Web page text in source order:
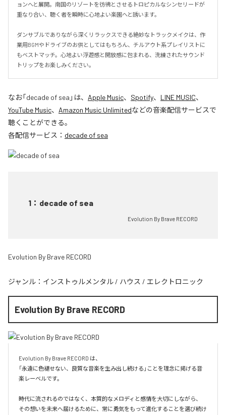
ョンへと展開。南国のリゾートを彷彿とさせるトロピカルなシンセリードが
重なり合い、聴く者を瞬時に心地よい楽園へと誘います。
ダンサブルでありながら深くリラックスできる絶妙なトラックメイクは、作
業用BGMやドライブのお供としてはもちろん、チルアウト系プレイリストに
もベストマッチ。心地よい浮遊感と開放感に包まれる、洗練されたサウンド
トリップをお楽しみください。
なお「decade of sea 」は、 Apple Music、 Spotify、 LINE MUSIC、
YouTube Music、 Amazon Music Unlimitedなどの音楽配信サービスで
聴くことができる。
各配信サービス： decade of sea
1 ： decade of sea
Evolution By Brave RECORD
Evolution By Brave RECORD
ジャンル： インストゥルメンタル / ハウス / エレクトロニック
Evolution By Brave RECORD
Evolution By Brave RECORD は、
「永遠に色褪せない、良質な音楽を生み出し続ける」ことを理念に掲げる音
楽レーベルです。
時代に流されるのではなく、本質的なメロディと感情を大切にしながら、
その想いを未来へ届けるために、常に勇気をもって進化することを選び続け